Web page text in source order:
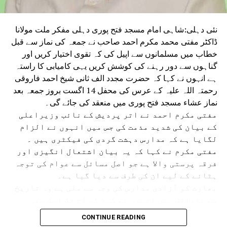
نئی دہلی:شاہی امام مسجد فتح پوری دہلی مفکر ملت مولانا
ڈاکٹر مفتی محمد مکرم احمد صاحب نے جمعہ کی نماز سے قبل
خطاب میں مسلمانوں سے اپیل کی کہ تقوی اختیار کریں اور
گناہوں سے دور رہنے کی کوشش کریں یہی کامیابی کا راستہ
ہے انہوں نے کہا کہ حضرت مجدد الف ثانی شیخ احمد فاروقی
رحمتہ اللہ علیہ کے عرس کی محفل 14 اگست بروز جمعہ بعد
نماز عشاء مسجد فتح پوری میں منعقد کی جائے گی۔
مفتی مکرم احمد نے اتر پردیش کے نائب وزیراعلی
کے بیان کی شدید مذمت کی جس میں انہوں نے الزام
لگایا ہے کہ مدارس دہشت گردی کی فیکٹری ہیں ۔
مفتی مکرم نے کہا کہ یہ بیان اشتعال انگیزی اور
فرقہ پرستی والا ہے جو اصل مسائل سے عوام کی توجہ
ہٹانے کے لیے ان کی طرف سے دیا گیا ہے۔
مدرسہ میں دہشت گردی کا ثبوت نہیں ملا ہے بہت عرصے
سے مدارس پر یہ الزام لگایا جاتا رہا ہے جس کا
CONTINUE READING